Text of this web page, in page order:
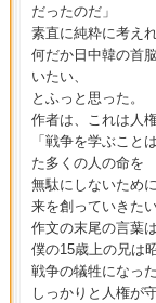
だったのだ」
素直に純粋に考え
何だか日中韓の首
いたい、
とふっと思った。
作者は、これは人
「戦争を学ぶこと
た多くの人の命を
無駄にしないため
来を創っていきたい
作文の末尾の言葉
僕の15歳上の兄は
戦争の犠牲になっ
しっかりと人権が